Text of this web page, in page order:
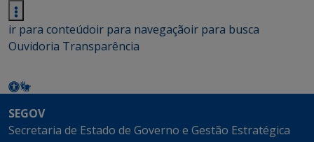
ir para conteúdoir para navegaçãoir para busca
Ouvidoria Transparência
SEGOV
Secretaria de Estado de Governo e Gestão Estratégica